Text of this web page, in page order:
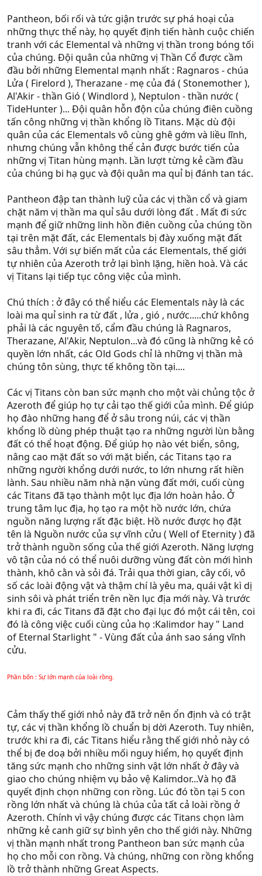
Pantheon, bối rối và tức giận trước sự phá hoại của
những thực thể này, họ quyết định tiến hành cuộc chiến
tranh với các Elemental và những vị thần trong bóng tối
của chúng. Đội quân của những vị Thần Cổ được cầm
đầu bởi những Elemental mạnh nhất : Ragnaros - chúa
Lửa ( Firelord ), Therazane - mẹ của đá ( Stonemother ),
Al'Akir - thần Gió ( Windlord ), Neptulon - thần nước (
TideHunter )... Đội quân hỗn độn của chúng điên cuồng
tấn công những vị thần khổng lồ Titans. Mặc dù đội
quân của các Elementals vô cùng ghê gớm và liều lĩnh,
nhưng chúng vẫn không thể cản được bước tiến của
những vị Titan hùng mạnh. Lần lượt từng kẻ cầm đầu
của chúng bi hạ gục và đội quân ma quỉ bị đánh tan tác.
Pantheon đập tan thành luỹ của các vị thần cổ và giam
chặt năm vị thần ma quỉ sâu dưới lòng đất . Mất đi sức
mạnh để giữ những linh hồn điên cuồng của chúng tồn
tại trên mặt đất, các Elementals bị đày xuống mặt đất
sâu thẳm. Với sự biến mất của các Elementals, thế giới
tự nhiên của Azeroth trở lại bình lặng, hiền hoà. Và các
vị Titans lại tiếp tục công việc của mình.
Chú thích : ở đây có thể hiểu các Elementals này là các
loài ma quỉ sinh ra từ đất , lửa , gió , nước.....chứ không
phải là các nguyên tố, cẩm đầu chúng là Ragnaros,
Therazane, Al'Akir, Neptulon...và đó cũng là những kẻ có
quyền lớn nhất, các Old Gods chỉ là những vị thần mà
chúng tôn sùng, thực tế không tồn tại....
Các vị Titans còn ban sức mạnh cho một vài chủng tộc ở
Azeroth để giúp họ tự cải tạo thế giới của mình. Để giúp
họ đào những hang để ở sâu trong núi, các vị thần
khổng lồ dùng phép thuật tạo ra những người lùn bằng
đất có thể hoạt động. Để giúp họ nào vét biển, sông,
nâng cao mặt đất so với mặt biển, các Titans tạo ra
những người khổng dưới nước, to lớn nhưng rất hiền
lành. Sau nhiều năm nhà nặn vùng đất mới, cuối cùng
các Titans đã tạo thành một lục địa lớn hoàn hảo. Ở
trung tâm lục địa, họ tạo ra một hồ nước lớn, chứa
nguồn năng lượng rất đặc biệt. Hồ nước được họ đặt
tên là Nguồn nước của sự vĩnh cửu ( Well of Eternity ) đã
trở thành nguồn sống của thế giới Azeroth. Năng lượng
vô tận của nó có thể nuôi dưỡng vùng đất còn mới hình
thành, khô cằn và sỏi đá. Trải qua thời gian, cây cối, vô
số các loài động vật và thậm chí là yêu ma, quái vật kì dị
sinh sôi và phát triển trên nền lục địa mới này. Và trước
khi ra đi, các Titans đã đặt cho đại lục đó một cái tên, coi
đó là công việc cuối cùng của họ :Kalimdor hay " Land
of Eternal Starlight " - Vùng đất của ánh sao sáng vĩnh
cửu.
Phần bốn : Sự lớn mạnh của loài rồng.
Cảm thấy thế giới nhỏ này đã trở nên ổn định và có trật
tự, các vị thần khổng lồ chuẩn bị dời Azeroth. Tuy nhiên,
trước khi ra đi, các Titans hiểu rằng thế giới nhỏ này có
thể bị đe doạ bởi nhiều mối nguy hiểm, họ quyết định
tăng sức mạnh cho những sinh vật lớn nhất ở đây và
giao cho chúng nhiệm vụ bảo vệ Kalimdor...Và họ đã
quyết định chọn những con rồng. Lúc đó tồn tại 5 con
rồng lớn nhất và chúng là chúa của tất cả loài rồng ở
Azeroth. Chính vì vậy chúng được các Titans chọn làm
những kẻ canh giữ sự bình yên cho thế giới này. Những
vị thần mạnh nhất trong Pantheon ban sức mạnh của
họ cho mỗi con rồng. Và chúng, những con rồng khổng
lồ trở thành những Great Aspects.